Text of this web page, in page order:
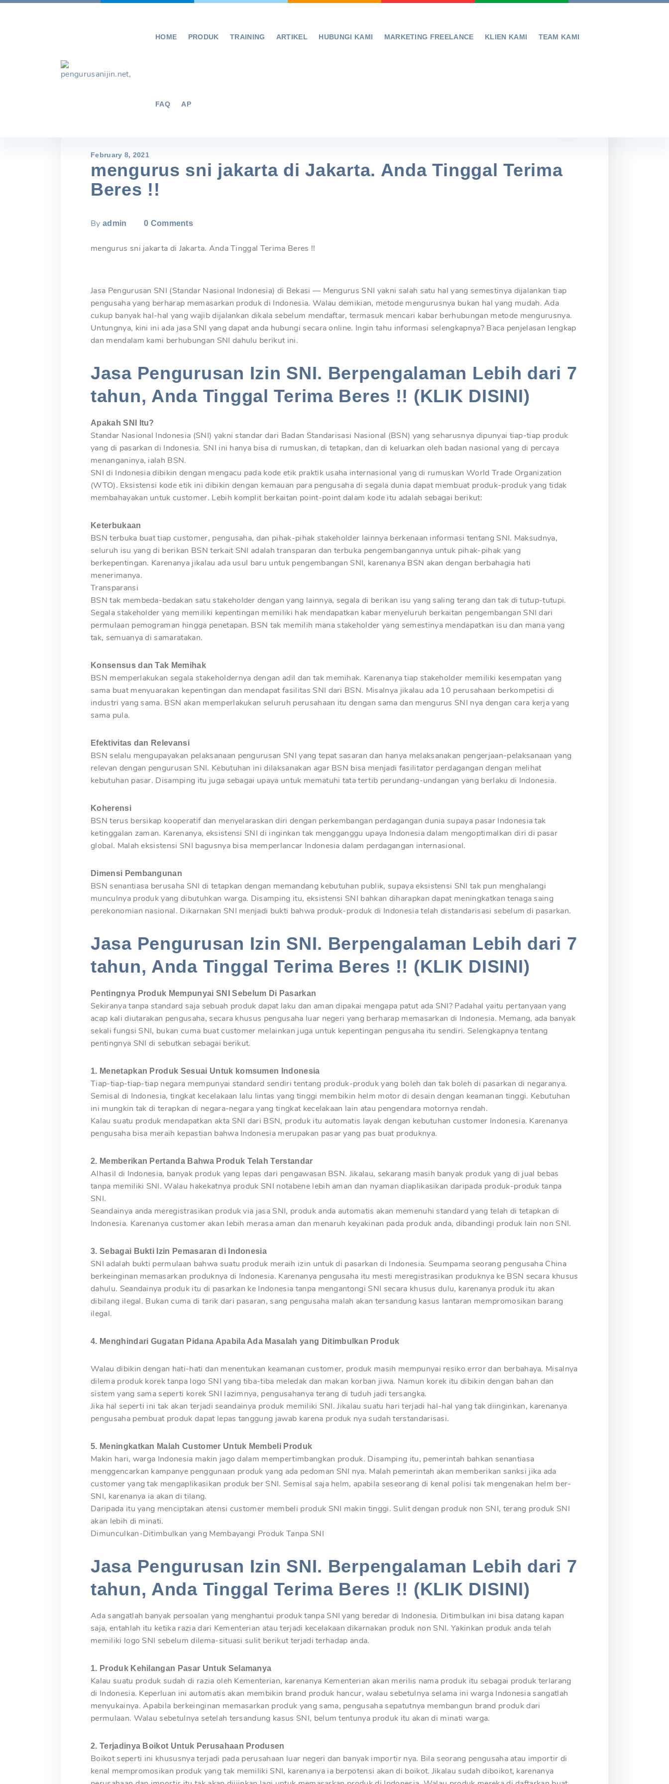
Skip
HOME PRODUK TRAINING ARTIKEL HUBUNGI KAMI MARKETING FREELANCE KLIEN KAMI TEAM KAMI
FAQ AP
February 8, 2021
mengurus sni jakarta di Jakarta. Anda Tinggal Terima
Beres !!
By admin 0 Comments
mengurus sni jakarta di Jakarta. Anda Tinggal Terima Beres !!
Jasa Pengurusan SNI (Standar Nasional Indonesia) di Bekasi — Mengurus SNI yakni salah satu hal yang semestinya dijalankan tiap
pengusaha yang berharap memasarkan produk di Indonesia. Walau demikian, metode mengurusnya bukan hal yang mudah. Ada
cukup banyak hal-hal yang wajib dijalankan dikala sebelum mendaftar, termasuk mencari kabar berhubungan metode mengurusnya.
Untungnya, kini ini ada jasa SNI yang dapat anda hubungi secara online. Ingin tahu informasi selengkapnya? Baca penjelasan lengkap
dan mendalam kami berhubungan SNI dahulu berikut ini.
Jasa Pengurusan Izin SNI. Berpengalaman Lebih dari 7
tahun, Anda Tinggal Terima Beres !! (KLIK DISINI)
Apakah SNI Itu?
Standar Nasional Indonesia (SNI) yakni standar dari Badan Standarisasi Nasional (BSN) yang seharusnya dipunyai tiap-tiap produk
yang di pasarkan di Indonesia. SNI ini hanya bisa di rumuskan, di tetapkan, dan di keluarkan oleh badan nasional yang di percaya
menanganinya, ialah BSN.
SNI di Indonesia dibikin dengan mengacu pada kode etik praktik usaha internasional yang di rumuskan World Trade Organization
(WTO). Eksistensi kode etik ini dibikin dengan kemauan para pengusaha di segala dunia dapat membuat produk-produk yang tidak
membahayakan untuk customer. Lebih komplit berkaitan point-point dalam kode itu adalah sebagai berikut:
Keterbukaan
BSN terbuka buat tiap customer, pengusaha, dan pihak-pihak stakeholder lainnya berkenaan informasi tentang SNI. Maksudnya,
seluruh isu yang di berikan BSN terkait SNI adalah transparan dan terbuka pengembangannya untuk pihak-pihak yang
berkepentingan. Karenanya jikalau ada usul baru untuk pengembangan SNI, karenanya BSN akan dengan berbahagia hati
menerimanya.
Transparansi
BSN tak membeda-bedakan satu stakeholder dengan yang lainnya, segala di berikan isu yang saling terang dan tak di tutup-tutupi.
Segala stakeholder yang memiliki kepentingan memiliki hak mendapatkan kabar menyeluruh berkaitan pengembangan SNI dari
permulaan pemograman hingga penetapan. BSN tak memilih mana stakeholder yang semestinya mendapatkan isu dan mana yang
tak, semuanya di samaratakan.
Konsensus dan Tak Memihak
BSN memperlakukan segala stakeholdernya dengan adil dan tak memihak. Karenanya tiap stakeholder memiliki kesempatan yang
sama buat menyuarakan kepentingan dan mendapat fasilitas SNI dari BSN. Misalnya jikalau ada 10 perusahaan berkompetisi di
industri yang sama. BSN akan memperlakukan seluruh perusahaan itu dengan sama dan mengurus SNI nya dengan cara kerja yang
sama pula.
Efektivitas dan Relevansi
BSN selalu mengupayakan pelaksanaan pengurusan SNI yang tepat sasaran dan hanya melaksanakan pengerjaan-pelaksanaan yang
relevan dengan pengurusan SNI. Kebutuhan ini dilaksanakan agar BSN bisa menjadi fasilitator perdagangan dengan melihat
kebutuhan pasar. Disamping itu juga sebagai upaya untuk mematuhi tata tertib perundang-undangan yang berlaku di Indonesia.
Koherensi
BSN terus bersikap kooperatif dan menyelaraskan diri dengan perkembangan perdagangan dunia supaya pasar Indonesia tak
ketinggalan zaman. Karenanya, eksistensi SNI di inginkan tak mengganggu upaya Indonesia dalam mengoptimalkan diri di pasar
global. Malah eksistensi SNI bagusnya bisa memperlancar Indonesia dalam perdagangan internasional.
Dimensi Pembangunan
BSN senantiasa berusaha SNI di tetapkan dengan memandang kebutuhan publik, supaya eksistensi SNI tak pun menghalangi
munculnya produk yang dibutuhkan warga. Disamping itu, eksistensi SNI bahkan diharapkan dapat meningkatkan tenaga saing
perekonomian nasional. Dikarnakan SNI menjadi bukti bahwa produk-produk di Indonesia telah distandarisasi sebelum di pasarkan.
Jasa Pengurusan Izin SNI. Berpengalaman Lebih dari 7
tahun, Anda Tinggal Terima Beres !! (KLIK DISINI)
Pentingnya Produk Mempunyai SNI Sebelum Di Pasarkan
Sekiranya tanpa standard saja sebuah produk dapat laku dan aman dipakai mengapa patut ada SNI? Padahal yaitu pertanyaan yang
acap kali diutarakan pengusaha, secara khusus pengusaha luar negeri yang berharap memasarkan di Indonesia. Memang, ada banyak
sekali fungsi SNI, bukan cuma buat customer melainkan juga untuk kepentingan pengusaha itu sendiri. Selengkapnya tentang
pentingnya SNI di sebutkan sebagai berikut.
1. Menetapkan Produk Sesuai Untuk komsumen Indonesia
Tiap-tiap-tiap-tiap negara mempunyai standard sendiri tentang produk-produk yang boleh dan tak boleh di pasarkan di negaranya.
Semisal di Indonesia, tingkat kecelakaan lalu lintas yang tinggi membikin helm motor di desain dengan keamanan tinggi. Kebutuhan
ini mungkin tak di terapkan di negara-negara yang tingkat kecelakaan lain atau pengendara motornya rendah.
Kalau suatu produk mendapatkan akta SNI dari BSN, produk itu automatis layak dengan kebutuhan customer Indonesia. Karenanya
pengusaha bisa meraih kepastian bahwa Indonesia merupakan pasar yang pas buat produknya.
2. Memberikan Pertanda Bahwa Produk Telah Terstandar
Alhasil di Indonesia, banyak produk yang lepas dari pengawasan BSN. Jikalau, sekarang masih banyak produk yang di jual bebas
tanpa memiliki SNI. Walau hakekatnya produk SNI notabene lebih aman dan nyaman diaplikasikan daripada produk-produk tanpa
SNI.
Seandainya anda meregistrasikan produk via jasa SNI, produk anda automatis akan memenuhi standard yang telah di tetapkan di
Indonesia. Karenanya customer akan lebih merasa aman dan menaruh keyakinan pada produk anda, dibandingi produk lain non SNI.
3. Sebagai Bukti Izin Pemasaran di Indonesia
SNI adalah bukti permulaan bahwa suatu produk meraih izin untuk di pasarkan di Indonesia. Seumpama seorang pengusaha China
berkeinginan memasarkan produknya di Indonesia. Karenanya pengusaha itu mesti meregistrasikan produknya ke BSN secara khusus
dahulu. Seandainya produk itu di pasarkan ke Indonesia tanpa mengantongi SNI secara khusus dulu, karenanya produk itu akan
dibilang ilegal. Bukan cuma di tarik dari pasaran, sang pengusaha malah akan tersandung kasus lantaran mempromosikan barang
ilegal.
4. Menghindari Gugatan Pidana Apabila Ada Masalah yang Ditimbulkan Produk
Walau dibikin dengan hati-hati dan menentukan keamanan customer, produk masih mempunyai resiko error dan berbahaya. Misalnya
dilema produk korek tanpa logo SNI yang tiba-tiba meledak dan makan korban jiwa. Namun korek itu dibikin dengan bahan dan
sistem yang sama seperti korek SNI lazimnya, pengusahanya terang di tuduh jadi tersangka.
Jika hal seperti ini tak akan terjadi seandainya produk memiliki SNI. Jikalau suatu hari terjadi hal-hal yang tak diinginkan, karenanya
pengusaha pembuat produk dapat lepas tanggung jawab karena produk nya sudah terstandarisasi.
5. Meningkatkan Malah Customer Untuk Membeli Produk
Makin hari, warga Indonesia makin jago dalam mempertimbangkan produk. Disamping itu, pemerintah bahkan senantiasa
menggencarkan kampanye penggunaan produk yang ada pedoman SNI nya. Malah pemerintah akan memberikan sanksi jika ada
customer yang tak mengaplikasikan produk ber SNI. Semisal saja helm, apabila seseorang di kenal polisi tak mengenakan helm ber-
SNI, karenanya ia akan di tilang.
Daripada itu yang menciptakan atensi customer membeli produk SNI makin tinggi. Sulit dengan produk non SNI, terang produk SNI
akan lebih di minati.
Dimunculkan-Ditimbulkan yang Membayangi Produk Tanpa SNI
Jasa Pengurusan Izin SNI. Berpengalaman Lebih dari 7
tahun, Anda Tinggal Terima Beres !! (KLIK DISINI)
Ada sangatlah banyak persoalan yang menghantui produk tanpa SNI yang beredar di Indonesia. Ditimbulkan ini bisa datang kapan
saja, entahlah itu ketika razia dari Kementerian atau terjadi kecelakaan dikarnakan produk non SNI. Yakinkan produk anda telah
memiliki logo SNI sebelum dilema-situasi sulit berikut terjadi terhadap anda.
1. Produk Kehilangan Pasar Untuk Selamanya
Kalau suatu produk sudah di razia oleh Kementerian, karenanya Kementerian akan merilis nama produk itu sebagai produk terlarang
di Indonesia. Keperluan ini automatis akan membikin brand produk hancur, walau sebetulnya selama ini warga Indonesia sangatlah
menyukainya. Apabila berkeinginan memasarkan produk yang sama, pengusaha sepatutnya membangun brand produk dari
permulaan. Walau sebetulnya setelah tersandung kasus SNI, belum tentunya produk itu akan di minati warga.
2. Terjadinya Boikot Untuk Perusahaan Produsen
Boikot seperti ini khususnya terjadi pada perusahaan luar negeri dan banyak importir nya. Bila seorang pengusaha atau importir di
kenal mempromosikan produk yang tak memiliki SNI, karenanya ia berpotensi akan di boikot. Jikalau sudah diboikot, karenanya